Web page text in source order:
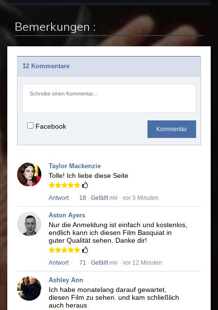
Bemerkungen :
12 Kommentare
Facebook Kommentar
Taylor Mackenzie
Tolle! Ich liebe diese Seite
Antwort· 18 · Gefälltmir · vor 5 Minuten
Aston Ayers
Nur die Anmeldung ist einfach und kostenlos,
endlich kann ich diesen Film Basquiat in
guter Qualität sehen. Danke dir!
Antwort· 71 · Gefälltmir · vor 12 Minuten
Ashley Ann
Ich habe monatelang darauf gewartet,
diesen Film zu sehen. und kam schließlich
auch heraus